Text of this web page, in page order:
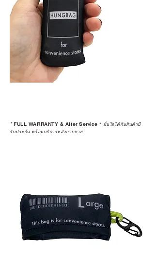
*FULL WARRANTY & After Service * มั่นใจได้กับสินค้ามี
รับประกัน พร้อมบริการหลังการขาย